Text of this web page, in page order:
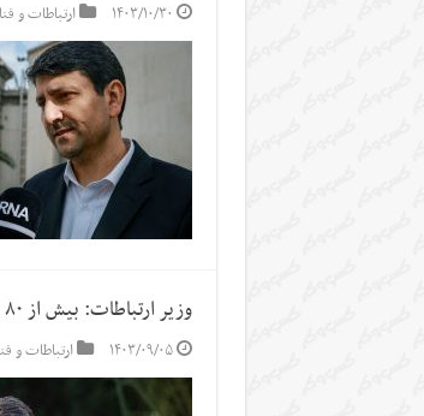
۱۴۰۳/۱۰/۳۰ ارتباطات و
وزیر ارتباطات: بیش از ۸۰ درصد از تلفن‌های همراه فیلترشکن دارند
۱۴۰۳/۰۹/۰۵ ارتباطات و